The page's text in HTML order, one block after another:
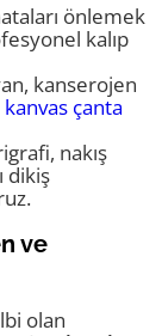
önlemek
kalıp
kanserojen
kanvas çanta
nakış
dikiş
ve
olan